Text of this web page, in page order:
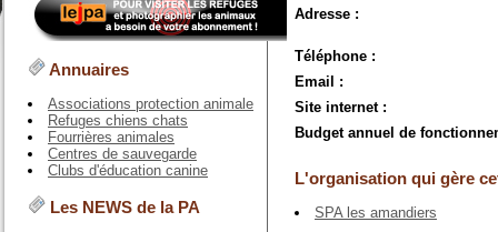
Annuaires
Associations protection animale
Refuges chiens chats
Fourrières animales
Centres de sauvegarde
Clubs d'éducation canine
Les NEWS de la PA
Adresse :
Téléphone :
Email :
Site internet :
Budget annuel de
L'organisation qui gère
SPA les amandiers